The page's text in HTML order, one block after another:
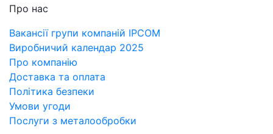
Про нас
Вакансії групи компаній IPCOM
Виробничий календар 2025
Про компанію
Доставка та оплата
Політика безпеки
Умови угоди
Послуги з металообробки